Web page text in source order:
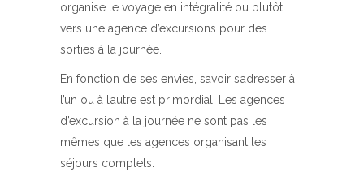
organise le voyage en intégralité ou plutôt
vers une agence d’excursions pour des
sorties à la journée.
En fonction de ses envies, savoir s’adresser à
l’un ou à l’autre est primordial. Les agences
d’excursion à la journée ne sont pas les
mêmes que les agences organisant les
séjours complets.